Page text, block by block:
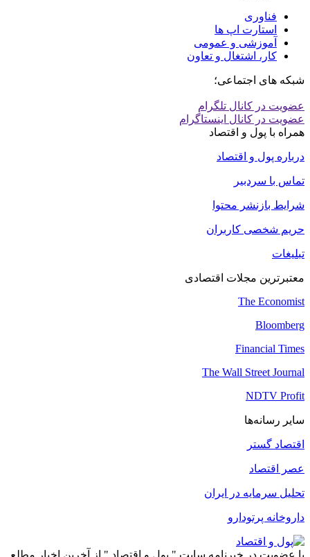
فناوری
استارت اپ ها
آموزشی و عمومی
کار، اشتغال و تعاون
شبکه های اجتماعی؛
عضویت در کانال تلگرام
عضویت در کانال اینستاگرام
همراه با پول و اقتصاد
درباره پول و اقتصاد
تماس با سردبیر
شرایط بازنشر محتوا
حریم شخصی کاربران
تبلیغات
معتبرترین مجلات اقتصادی
The Economist
Bloomberg
Financial Times
The Wall Street Journal
NDTV Profit
سایر رسانه‌ها
اقتصاد گستر
عصر اقتصاد
تحلیل سرمایه در ایران
داروخانه پرتودارو